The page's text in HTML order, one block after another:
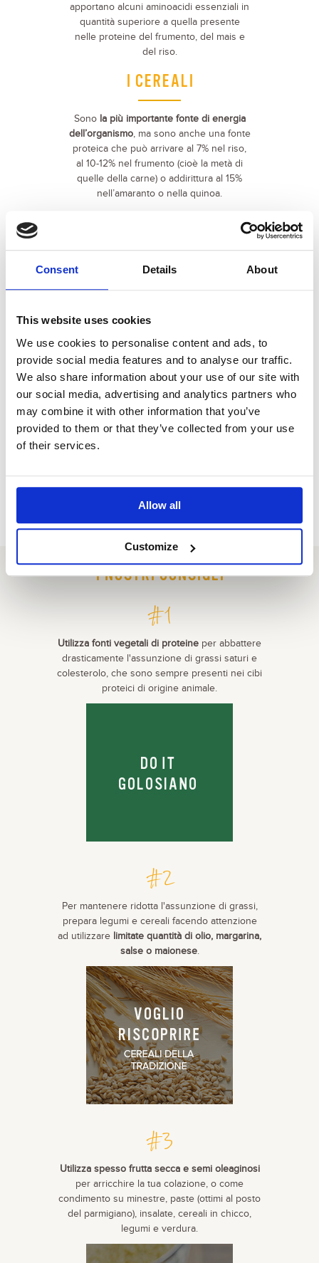
Consent Details About
This website uses cookies
We use cookies to personalise content and ads, to
provide social media features and to analyse our traffic.
We also share information about your use of our site with
our social media, advertising and analytics partners who
may combine it with other information that you’ve
provided to them or that they’ve collected from your use
of their services.
Allow all
Customize
apportano alcuni aminoacidi essenziali in
quantità superiore a quella presente
nelle proteine del frumento, del mais e
del riso.
I CEREALI
Sono la più importante fonte di energia
dell’organismo, ma sono anche una fonte
proteica che può arrivare al 7% nel riso,
al 10-12% nel frumento (cioè la metà di
quelle della carne) o addirittura al 15%
nell’amaranto o nella quinoa.
....e per un mix sano e vincente
Le proteine contenute neicerealie nei
, se consumate insieme, si
SCOPRI LE SOLUZIONI PRONTE PER TE!
I NOSTRI CONSIGLI
#1
Utilizza fonti vegetali di proteine per abbattere
drasticamente l'assunzione di grassi saturi e
colesterolo, che sono sempre presenti nei cibi
proteici di origine animale.
#2
Per mantenere ridotta l'assunzione di grassi,
prepara legumi e cereali facendo attenzione
ad utilizzare limitate quantità di olio, margarina,
salse o maionese.
#3
Utilizza spesso frutta secca e semi oleaginosi
per arricchire la tua colazione, o come
condimento su minestre, paste (ottimi al posto
del parmigiano), insalate, cereali in chicco,
legumi e verdura.